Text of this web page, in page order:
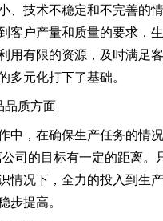
、技术不稳定和不完善的
客户产量和质量的要求，
用有限的资源，及时满足
多元化打下了基础。
品质方面
中，在确保生产任务的情
司的目标有一定的距离。
情况下，全力的投入到生
步提高。